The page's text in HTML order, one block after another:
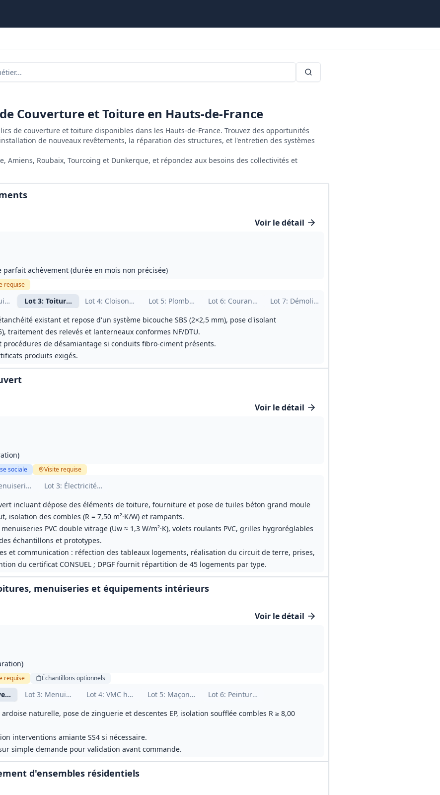
Couverture et Toiture en Hauts-de-France
de couverture et toiture disponibles dans les Hauts-de-France. Trouvez des opportunités
de nouveaux revêtements, la réparation des structures, et l'entretien des systèmes
Amiens, Roubaix, Tourcoing et Dunkerque, et répondez aux besoins des collectivités et
Voir le détail
extérieures et métallerie
Lot 3: Toitures terrasses et étanchéité
Lot 4: Cloisons et finitions intérieures
Lot 5: Plomberie, chauffage et ventilation
Lot 6: Courants forts et faibles (électricité)
Lot 7: Démolition, gros œuvre et VRD
existant et repose d'un système bicouche SBS (2×2,5 mm), pose d'isolant
traitement des relevés et lanterneaux conformes NF/DTU.
procédures de désamiantage si conduits fibro‑ciment présents.
produits exigés.
parfait achèvement (durée en mois non précisée)
requise
Voir le détail
extérieures et occultations
Lot 3: Électricité CFO/CFA et chauffage
incluant dépose des éléments de toiture, fourniture et pose de tuiles béton grand moule
isolation des combles (R = 7,50 m²·K/W) et rampants.
PVC double vitrage (Uw ≈ 1,3 W/m²·K), volets roulants PVC, grilles hygroréglables
échantillons et prototypes.
et communication : réfection des tableaux logements, réalisation du circuit de terre, prises,
du certificat CONSUEL ; DPGF fournit répartition de 45 logements par type.
sociale Visite requise
menuiseries et équipements intérieurs
Voir le détail
chantieret zinguerie
Lot 3: Menuiseries et serrurerie
Lot 4: VMC hygroréglable
Lot 5: Maçonnerie et doublages
Lot 6: Peinture et finitions
naturelle, pose de zinguerie et descentes EP, isolation soufflée combles R ≥ 8,00
interventions amiante SS4 si nécessaire.
simple demande pour validation avant commande.
requise Échantillons optionnels
d'ensembles résidentiels